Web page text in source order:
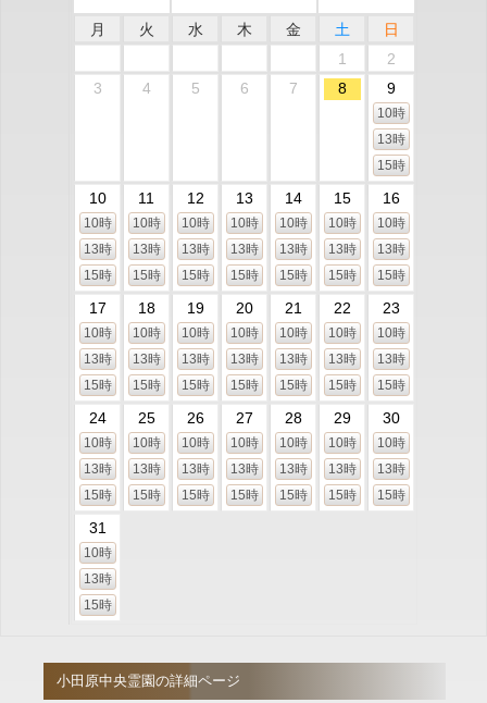
月 火 水 木 金 土
日
1
2
3
4 5 6 7 8 9
10時
13時
15時
10
10時
13時
15時
11
10時
13時
15時
12
10時
13時
15時
13
10時
13時
15時
14
10時
13時
15時
15
10時
13時
15時
16
10時
13時
15時
17
10時
13時
15時
18
10時
13時
15時
19
10時
13時
15時
20
10時
13時
15時
21
10時
13時
15時
22
10時
13時
15時
23
10時
13時
15時
24
10時
13時
15時
25
10時
13時
15時
26
10時
13時
15時
27
10時
13時
15時
28
10時
13時
15時
29
10時
13時
15時
30
10時
13時
15時
31
10時
13時
15時
小田原中央霊園の詳細ページ